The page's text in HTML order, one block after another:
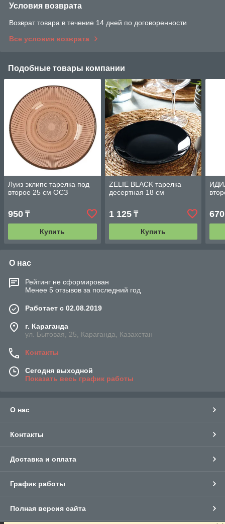
Условия возврата
Возврат товара в течение 14 дней по договоренности
Все условия возврата
Подобные товары компании
Луиз эклипс тарелка под
второе 25 см ОСЗ
950 ₸
Купить
ZELIE BLACK тарелка
десертная 18 см
1 125₸
Купить
670
О нас
Рейтинг не сформирован
Менее 5 отзывов за последний год
Работает с 02.08.2019
г. Караганда
ул. Бытовая, 25, Караганда, Казахстан
Контакты
Сегодня выходной
Показать весь график работы
О нас
Контакты
Доставка и оплата
График работы
Полная версия сайта